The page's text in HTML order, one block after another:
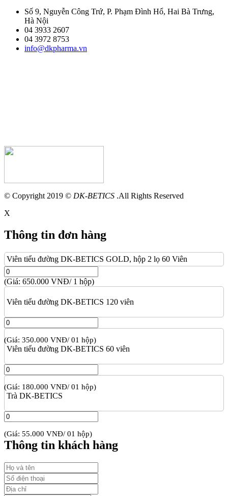
Số 9, Nguyễn Công Trứ, P. Phạm Đình Hổ, Hai Bà Trưng,
Hà Nội
04 3933 2607
04 3972 8753
info@dkpharma.vn
© Copyright 2019 © DK-BETICS .All Rights Reserved
X
Thông tin đơn hàng
Viên tiểu đường DK-BETICS GOLD, hộp 2 lọ 60 Viên
(Giá: 650.000 VNĐ/ 1 hộp)
Viên tiểu đường DK-BETICS 120 viên
(Giá: 350.000 VNĐ/ 01 hộp)
Viên tiểu đường DK-BETICS 60 viên
(Giá: 180.000 VNĐ/ 01 hộp)
Trà DK-BETICS
(Giá: 55.000 VNĐ/ 01 hộp)
Thông tin khách hàng